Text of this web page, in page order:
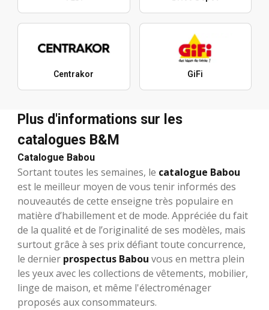
Centrakor GiFi
Plus d'informations sur les
catalogues B&M
Catalogue Babou
Sortant toutes les semaines, le catalogue Babou
est le meilleur moyen de vous tenir informés des
nouveautés de cette enseigne très populaire en
matière d’habillement et de mode. Appréciée du fait
de la qualité et de l’originalité de ses modèles, mais
surtout grâce à ses prix défiant toute concurrence,
le dernier prospectus Babou vous en mettra plein
les yeux avec les collections de vêtements, mobilier,
linge de maison, et même l'électroménager
proposés aux consommateurs.